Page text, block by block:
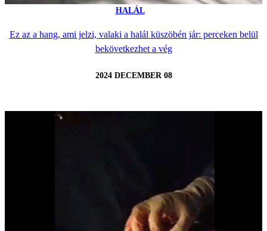
HALÁL
Ez az a hang, ami jelzi, valaki a halál küszöbén jár: perceken belül
bekövetkezhet a vég
2024 DECEMBER 08